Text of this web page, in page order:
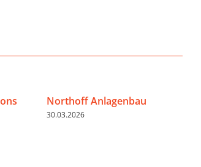
Northoff Anlagenbau
30.03.2026